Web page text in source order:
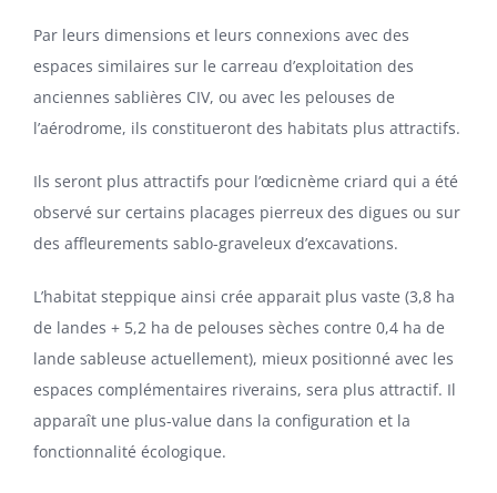
Par leurs dimensions et leurs connexions avec des
espaces similaires sur le carreau d’exploitation des
anciennes sablières CIV, ou avec les pelouses de
l’aérodrome, ils constitueront des habitats plus attractifs.
Ils seront plus attractifs pour l’œdicnème criard qui a été
observé sur certains placages pierreux des digues ou sur
des affleurements sablo-graveleux d’excavations.
L’habitat steppique ainsi crée apparait plus vaste (3,8 ha
de landes + 5,2 ha de pelouses sèches contre 0,4 ha de
lande sableuse actuellement), mieux positionné avec les
espaces complémentaires riverains, sera plus attractif. Il
apparaît une plus-value dans la configuration et la
fonctionnalité écologique.